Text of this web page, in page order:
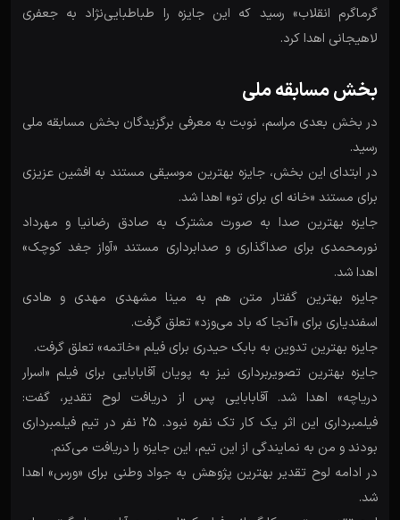
گرماگرم انقلاب» رسید که این جایزه را طباطبایی‌نژاد به جعفری
لاهیجانی اهدا کرد.
بخش مسابقه ملی
در بخش بعدی مراسم، نوبت به معرفی برگزیدگان بخش مسابقه ملی
رسید.
در ابتدای این بخش، جایزه بهترین موسیقی مستند به افشین عزیزی
برای مستند «خانه ای برای تو» اهدا شد.
جایزه بهترین صدا به صورت مشترک به صادق رضانیا و مهرداد
نورمحمدی برای صداگذاری و صدابرداری مستند «آواز جغد کوچک»
اهدا شد.
جایزه بهترین گفتار متن هم به مینا مشهدی مهدی و هادی
اسفندیاری برای «آنجا که باد می‌وزد» تعلق گرفت.
جایزه بهترین تدوین به بابک حیدری برای فیلم «خاتمه» تعلق گرفت.
جایزه بهترین تصویربرداری نیز به پویان آقابابایی برای فیلم «اسرار
دریاچه» اهدا شد. آقابابایی پس از دریافت لوح تقدیر، گفت:
فیلمبرداری این اثر یک کار تک نفره نبود. ۲۵ نفر در تیم فیلمبرداری
بودند و من به نمایندگی از این تیم، این جایزه را دریافت می‌کنم.
در ادامه لوح تقدیر بهترین پژوهش به جواد وطنی برای «ورس» اهدا
شد.